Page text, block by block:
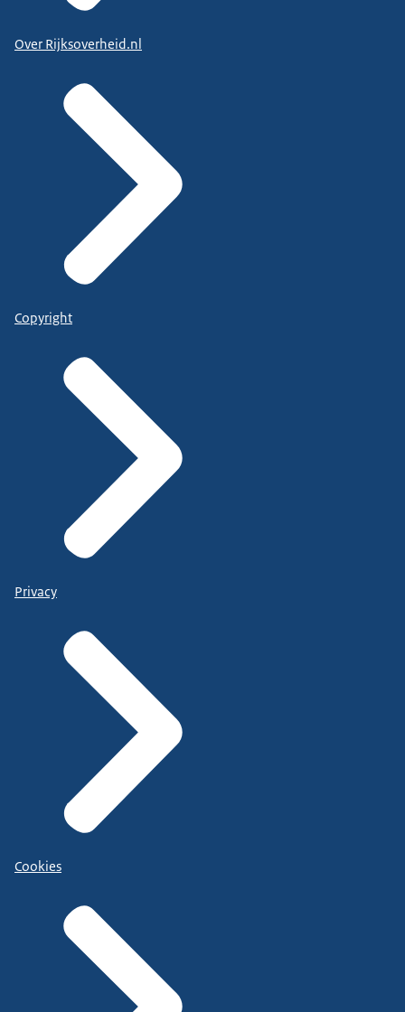
Over Rijksoverheid.nl
Copyright
Privacy
Cookies